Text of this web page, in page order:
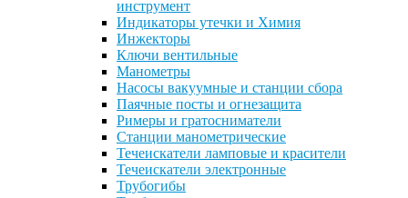
инструмент
Индикаторы утечки и Химия
Инжекторы
Ключи вентильные
Манометры
Насосы вакуумные и станции сбора
Паячные посты и огнезащита
Римеры и гратосниматели
Станции манометрические
Течеискатели ламповые и красители
Течеискатели электронные
Трубогибы